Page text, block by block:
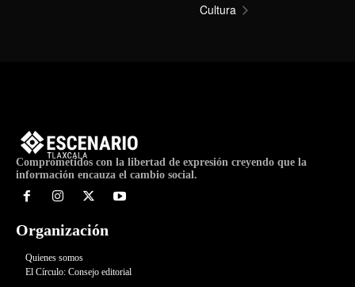
Cultura
Comprometidos con la libertad de expresión creyendo que la
información encauza el cambio social.
Organización
Quienes somos
El Círculo: Consejo editorial